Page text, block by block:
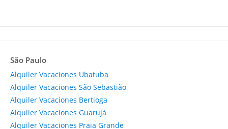
São Paulo
Alquiler Vacaciones Ubatuba
Alquiler Vacaciones São Sebastião
Alquiler Vacaciones Bertioga
Alquiler Vacaciones Guarujá
Alquiler Vacaciones Praia Grande